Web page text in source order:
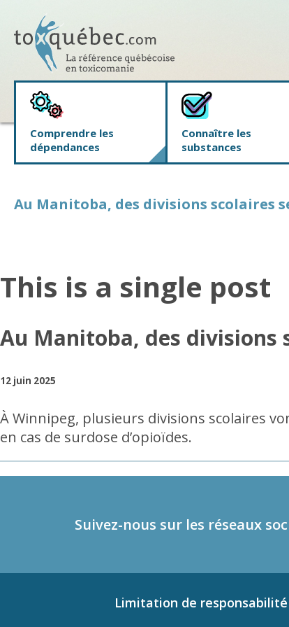
Comprendre les
dépendances
Connaître les
substances
Au Manitoba, des divisions scolaires
This is a single post
Au Manitoba, des divisions
12 juin 2025
À Winnipeg, plusieurs divisions scolaires
en cas de surdose d’opioïdes.
Suivez-nous sur les réseaux
Limitation de